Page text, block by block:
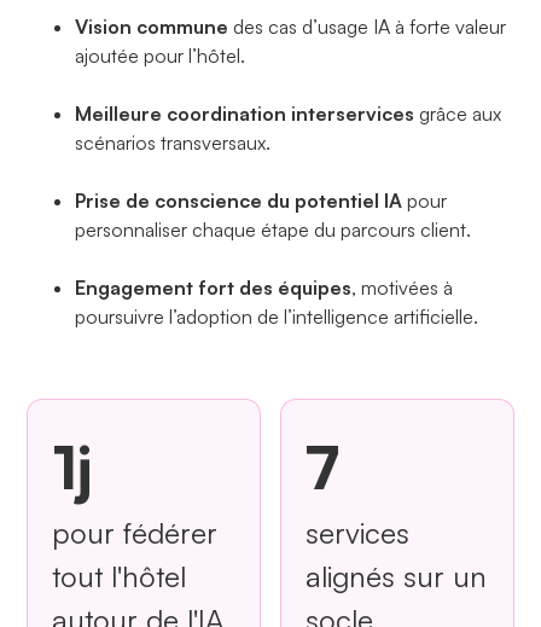
Vision commune des cas d’usage IA à forte valeur
ajoutée pour l’hôtel.
Meilleure coordination interservices grâce aux
scénarios transversaux.
Prise de conscience du potentiel IA pour
personnaliser chaque étape du parcours client.
Engagement fort des équipes, motivées à
poursuivre l’adoption de l’intelligence artificielle.
1j
pour fédérer
tout l'hôtel
7
services
alignés sur un